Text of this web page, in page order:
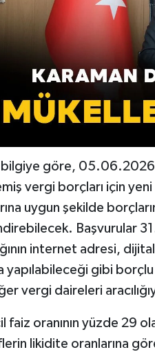
bilgiye göre,
vergi borçları için
uygun şekilde
Başvurular
internet adresi,
yapılabileceği gibi
vergi daireleri
faiz oranının yüzde 29
likidite oranlarına